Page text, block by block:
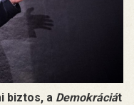
biztos, a Demokráciát